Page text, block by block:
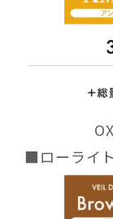
■ローライト